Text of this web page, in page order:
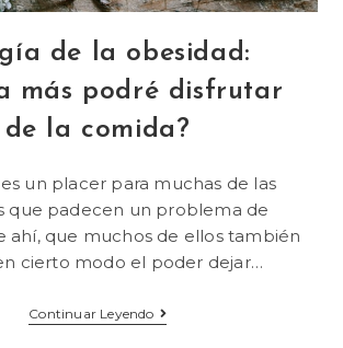
de la obesidad:
más podré disfrutar
de la comida?
un placer para muchas de las
que padecen un problema de
ahí, que muchos de ellos también
cierto modo el poder dejar…
Continuar Leyendo